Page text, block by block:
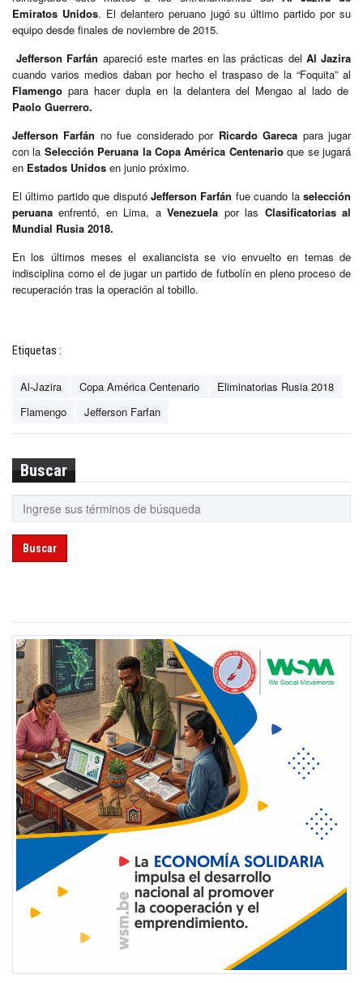
Emiratos Unidos. El delantero peruano jugó su último partido por su
equipo desde finales de noviembre de 2015.
Jefferson Farfán apareció este martes en las prácticas del Al Jazira
cuando varios medios daban por hecho el traspaso de la “Foquita” al
Flamengo para hacer dupla en la delantera del Mengao al lado de
Paolo Guerrero.
Jefferson Farfán no fue considerado porRicardo Gareca para jugar
con la Selección Peruana la Copa América Centenarioque se jugará
en Estados Unidos en junio próximo.
El último partido que disputóJefferson Farfán fue cuando laselección
peruana enfrentó, en Lima, aVenezuela por las Clasificatorias al
Mundial Rusia 2018.
En los últimos meses el exaliancista se vio envuelto en temas de
indisciplina como el de jugar un partido de futbolín en pleno proceso de
recuperación tras la operación al tobillo.
Etiquetas :
Al-Jazira Copa América Centenario
Eliminatorias Rusia 2018
Flamengo
Jefferson Farfan
Buscar
Buscar